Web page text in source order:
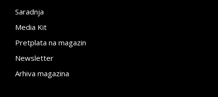
Saradnja
Media Kit
Pretplata na magazin
Newsletter
Arhiva magazina